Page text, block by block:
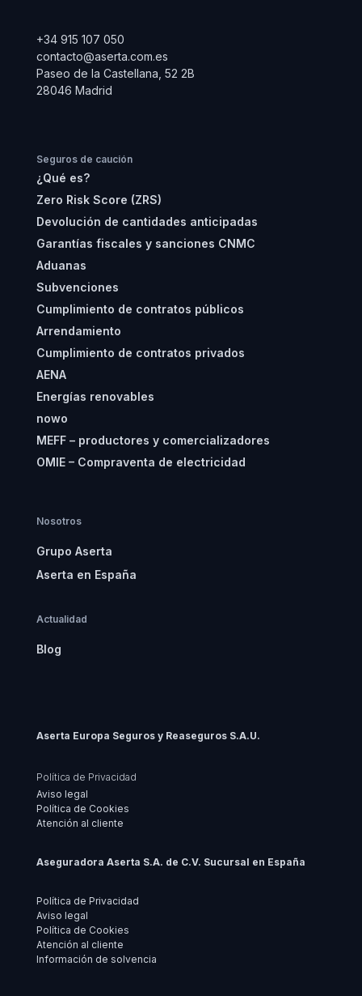
+34 915 107 050
contacto@aserta.com.es
Paseo de la Castellana, 52 2B
28046 Madrid
Seguros de caución
¿Qué es?
Zero Risk Score (ZRS)
Devolución de cantidades anticipadas
Garantías fiscales y sanciones CNMC
Aduanas
Subvenciones
Cumplimiento de contratos públicos
Arrendamiento
Cumplimiento de contratos privados
AENA
Energías renovables
nowo
MEFF – productores y comercializadores
OMIE – Compraventa de electricidad
Nosotros
Grupo Aserta
Aserta en España
Actualidad
Blog
Aserta Europa Seguros y Reaseguros S.A.U.
Política de Privacidad
Aviso legal
Política de Cookies
Atención al cliente
Aseguradora Aserta S.A. de C.V. Sucursal en España
Política de Privacidad
Aviso legal
Política de Cookies
Atención al cliente
Información de solvencia